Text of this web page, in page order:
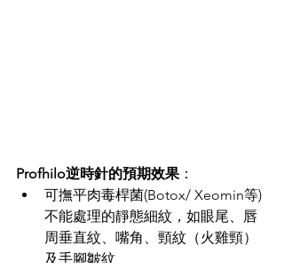
Profhilo逆時針的預期效果：
可撫平肉毒桿菌(Botox/ Xeomin等)
不能處理的靜態細紋，如眼尾、唇
周垂直紋、嘴角、頸紋（火雞頸）
及手腳皺紋